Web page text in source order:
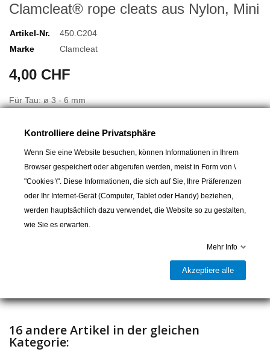
Clamcleat® rope cleats aus Nylon, Mini
Artikel-Nr.
450.C204
Marke
Clamcleat
4,00 CHF
Für Tau: ø 3 - 6 mm
Breite: 17 mm
Befestigung Schrauben: ø 4 mm
In den Warenkorb
16 andere Artikel in der gleichen
Kategorie:
Kontrolliere deine Privatsphäre
Wenn Sie eine Website besuchen, können Informationen in Ihrem
Browser gespeichert oder abgerufen werden, meist in Form von \
"Cookies \". Diese Informationen, die sich auf Sie, Ihre Präferenzen
oder Ihr Internet-Gerät (Computer, Tablet oder Handy) beziehen,
werden hauptsächlich dazu verwendet, die Website so zu gestalten,
wie Sie es erwarten.
Mehr Info
Akzeptiere alle